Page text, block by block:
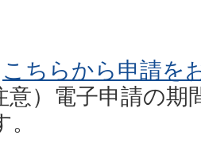
こちらから申請を
意）電子申請の期